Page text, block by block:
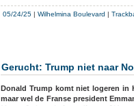
05/24/25 Wilhelmina Boulevard
Gerucht: Trump niet naar
Donald Trump komt niet logeren in
maar wel de Franse president